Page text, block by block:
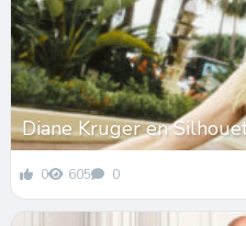
Diane Kruger en
0 605 0